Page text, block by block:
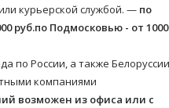
курьерской службой. — по
руб.по Подмосковью - от
по России, а также
компаниями
возможен из офиса или с